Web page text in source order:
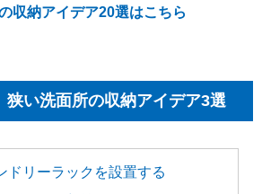
収納アイデア20選はこちら
狭い洗面所の収納アイデア3選
ドリーラックを設置する